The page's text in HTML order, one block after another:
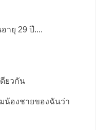
ายุ 29 ปี....
ยวกัน
น้องชายของฉันว่า